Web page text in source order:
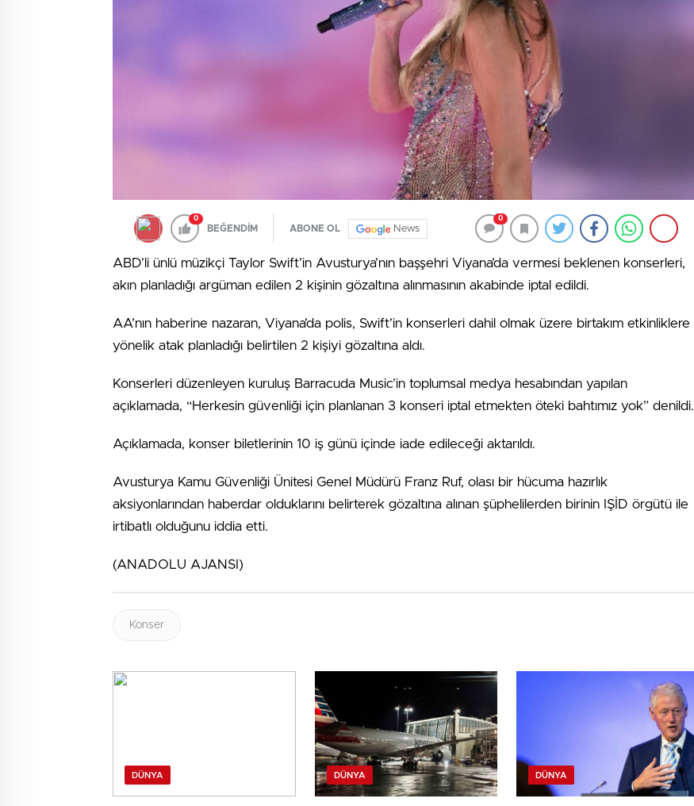
0
BEĞENDİM ABONE OL News
0
ABD’li ünlü müzikçi Taylor Swift’in Avusturya’nın başşehri Viyana’da vermesi beklenen konserleri,
akın planladığı argüman edilen 2 kişinin gözaltına alınmasının akabinde iptal edildi.
AA’nın haberine nazaran, Viyana’da polis, Swift’in konserleri dahil olmak üzere birtakım etkinliklere
yönelik atak planladığı belirtilen 2 kişiyi gözaltına aldı.
Konserleri düzenleyen kuruluş Barracuda Music’in toplumsal medya hesabından yapılan
açıklamada, “Herkesin güvenliği için planlanan 3 konseri iptal etmekten öteki bahtımız yok” denildi.
Açıklamada, konser biletlerinin 10 iş günü içinde iade edileceği aktarıldı.
Avusturya Kamu Güvenliği Ünitesi Genel Müdürü Franz Ruf, olası bir hücuma hazırlık
aksiyonlarından haberdar olduklarını belirterek gözaltına alınan şüphelilerden birinin IŞİD örgütü ile
irtibatlı olduğunu iddia etti.
(ANADOLU AJANSI)
Konser
DÜNYA DÜNYA DÜNYA